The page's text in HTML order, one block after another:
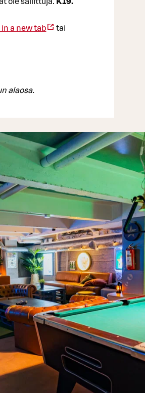
a new tab
tai
alaosa.